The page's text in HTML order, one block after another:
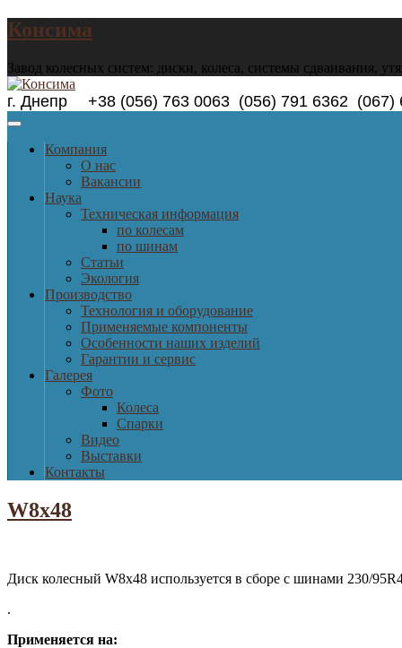
Консима
Завод колесных систем: диски, колеса, системы сдваивания,
г. Днепр +38 (056) 763 0063 (056) 791 6362
Компания
О нас
Вакансии
Наука
Техническая информация
по колесам
по шинам
Статьи
Экология
Производство
Технология и оборудование
Применяемые компоненты
Особенности наших изделий
Гарантии и сервис
Галерея
Фото
Колеса
Спарки
Видео
Выставки
Контакты
W8x48
Диск колесный W8x48 используется в сборе с шинами 230/
.
Применяется на: